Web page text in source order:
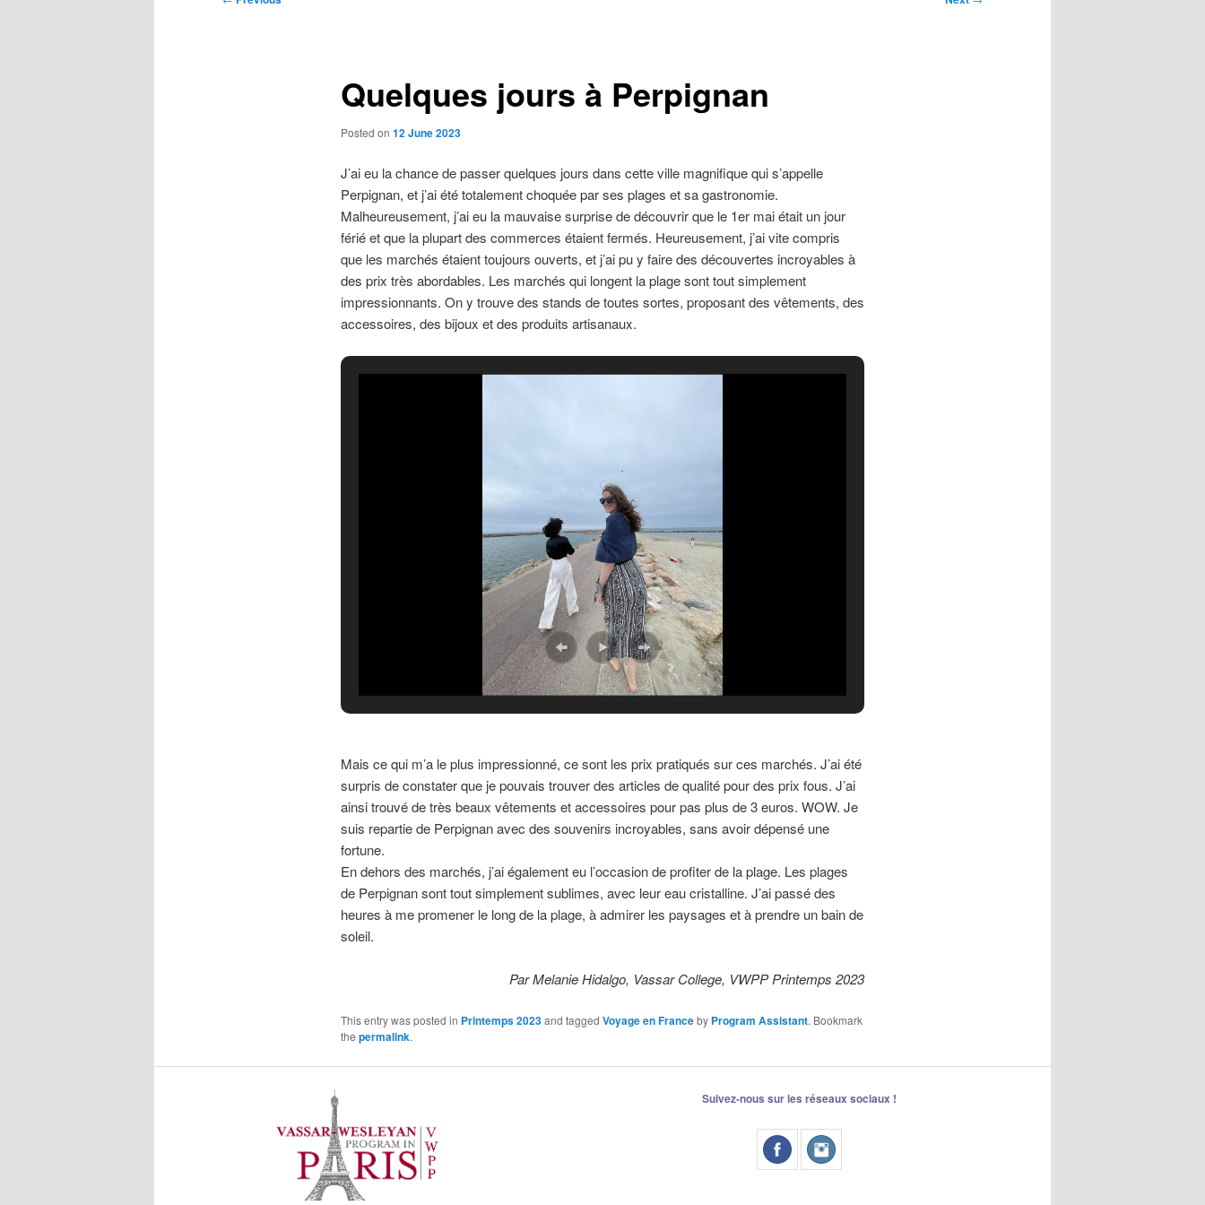
Quelques jours à Perpignan
Posted on 12 June 2023
J’ai eu la chance de passer quelques jours dans cette ville magnifique qui s’appelle
Perpignan, et j’ai été totalement choquée par ses plages et sa gastronomie.
Malheureusement, j’ai eu la mauvaise surprise de découvrir que le 1er mai était un jour
férié et que la plupart des commerces étaient fermés. Heureusement, j’ai vite compris
que les marchés étaient toujours ouverts, et j’ai pu y faire des découvertes incroyables à
des prix très abordables. Les marchés qui longent la plage sont tout simplement
impressionnants. On y trouve des stands de toutes sortes, proposant des vêtements, des
accessoires, des bijoux et des produits artisanaux.
Mais ce qui m’a le plus impressionné, ce sont les prix pratiqués sur ces marchés. J’ai été
surpris de constater que je pouvais trouver des articles de qualité pour des prix fous. J’ai
ainsi trouvé de très beaux vêtements et accessoires pour pas plus de 3 euros. WOW. Je
suis repartie de Perpignan avec des souvenirs incroyables, sans avoir dépensé une
fortune.
En dehors des marchés, j’ai également eu l’occasion de profiter de la plage. Les plages
de Perpignan sont tout simplement sublimes, avec leur eau cristalline. J’ai passé des
heures à me promener le long de la plage, à admirer les paysages et à prendre un bain de
soleil.
Par Melanie Hidalgo, Vassar College, VWPP Printemps 2023
This entry was posted in Printemps 2023and tagged Voyage en Franceby Program Assistant. Bookmark
the permalink.
Suivez-nous sur les réseaux sociaux !